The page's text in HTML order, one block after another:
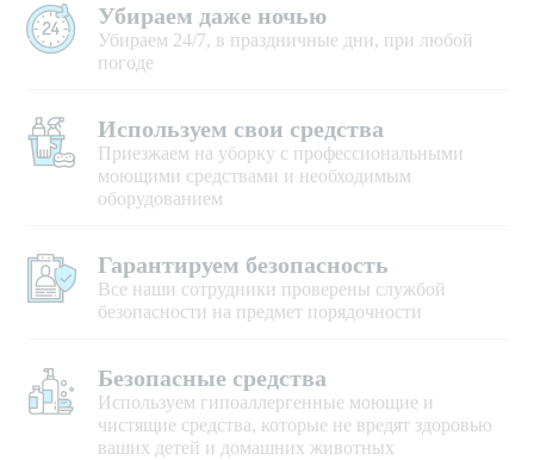
Убираем даже ночью
Убираем 24/7, в праздничные дни, при любой
погоде
Используем свои средства
Приезжаем на уборку с профессиональными
моющими средствами и необходимым
оборудованием
Гарантируем безопасность
Все наши сотрудники проверены службой
безопасности на предмет порядочности
Безопасные средства
Используем гипоаллергенные моющие и
чистящие средства, которые не вредят здоровью
ваших детей и домашних животных